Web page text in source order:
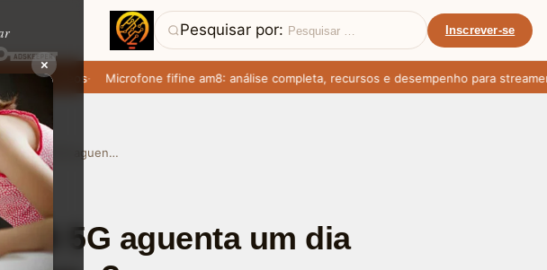
×
Pesquisar por: Inscrever-se
e vídeos Microfone fifine am8: análise completa, recursos e desempenho para streamers e
Motorola Moto G56 5G aguenta um dia inteiro de uso intenso?
5G aguenta um dia